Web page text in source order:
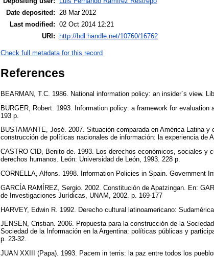
Date deposited:
28 Mar 2012
Last modified: 02 Oct 2014 12:21
URI:
http://hdl.handle.net/10760/16762
Check full metadata for this record
References
BEARMAN, T.C. 1986. National information policy: an insider´s view.
BURGER, Robert. 1993. Information policy: a framework for evaluation
193 p.
BUSTAMANTE, José. 2007. Situación comparada en América Latina
construcción de políticas nacionales de información: la experiencia de
CASTRO CID, Benito de. 1993. Los derechos económicos, sociales y
derechos humanos. León: Universidad de León, 1993. 228 p.
CORNELLA, Alfons. 1998. Information Policies in Spain. Government
GARCÍA RAMÍREZ, Sergio. 2002. Constitución de Apatzingan. En:
de Investigaciones Jurídicas, UNAM, 2002. p. 169-177
HARVEY, Edwin R. 1992. Derecho cultural latinoamericano:
JENSEN, Cristian. 2006. Propuesta para la construcción de la
Sociedad de la Información en la Argentina: políticas públicas y
p. 23-32.
JUAN XXIII (Papa). 1993. Pacem in terris: la paz entre todos los